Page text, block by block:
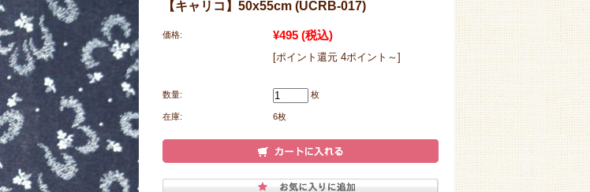
【キャリコ】50x55cm (UCRB-017)
価格: ¥495 (税込)
[ポイント還元 4ポイント～]
数量: 枚
在庫: 6枚